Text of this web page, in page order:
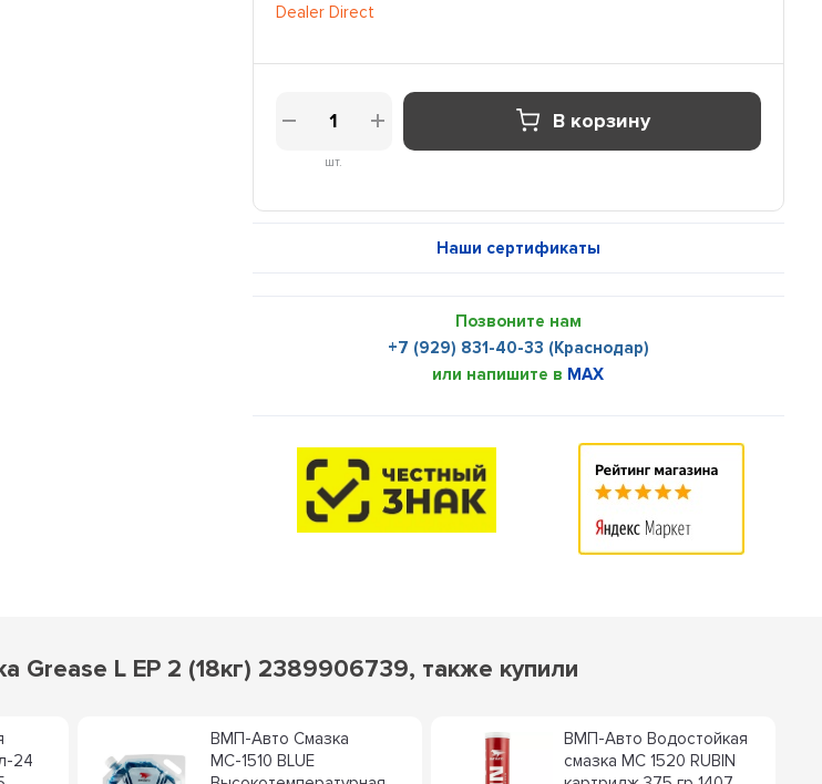
Dealer Direct
шт.
В корзину
Наши сертификаты
Позвоните нам
+7 (929) 831-40-33 (Краснодар)
или напишите в MAX
Grease L EP 2 (18кг) 2389906739, также купили
24
ВМП-Авто Смазка
МС-1510 BLUE
ВМП-Авто Водостойкая
смазка MC 1520 RUBIN